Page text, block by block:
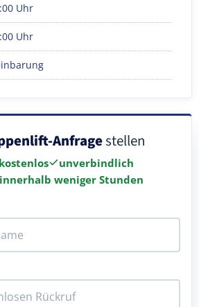
Uhr
Uhr
Anfragestellen
unverbindlich
weniger Stunden